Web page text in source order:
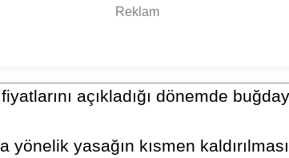
açıkladığı dönemde
yasağın kısmen